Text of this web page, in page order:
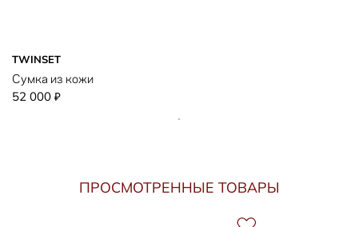
TWINSET
Сумка из кожи
52 000 ₽
ПРОСМОТРЕННЫЕ ТОВАРЫ